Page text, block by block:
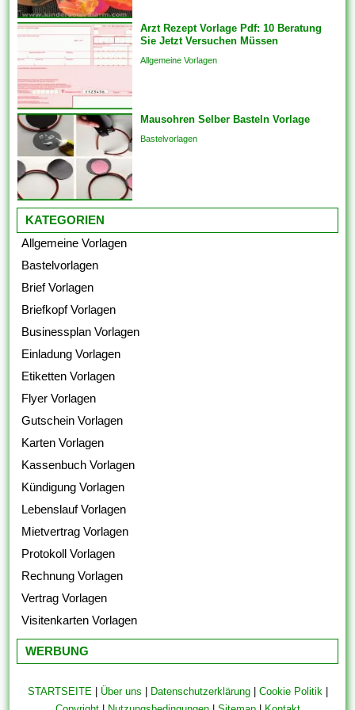
Endprodukt von hoher Qualität
ist. Sie bringen die Vorlagen
auch überspringen und
Analogien in...
Arzt Rezept Vorlage Pdf: 10 Beratung
Sie Jetzt Versuchen Müssen
Allgemeine Vorlagen
Mausohren Selber Basteln Vorlage
Bastelvorlagen
KATEGORIEN
Allgemeine Vorlagen
Bastelvorlagen
Brief Vorlagen
Briefkopf Vorlagen
Businessplan Vorlagen
Einladung Vorlagen
Etiketten Vorlagen
Flyer Vorlagen
Gutschein Vorlagen
Karten Vorlagen
Kassenbuch Vorlagen
Kündigung Vorlagen
Lebenslauf Vorlagen
Mietvertrag Vorlagen
Protokoll Vorlagen
Rechnung Vorlagen
Vertrag Vorlagen
Visitenkarten Vorlagen
WERBUNG
STARTSEITE| Über uns Datenschutzerklärung| Cookie Politik|